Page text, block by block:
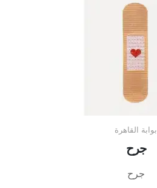
بوابة القاهرة
جرح
جرح